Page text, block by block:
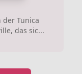
der Tunica
das sic...